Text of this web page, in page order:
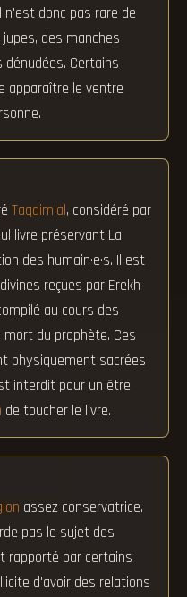
donc pas rare de
des manches
Certains
apparaître le ventre
Taqdim'al, considéré par
livre préservant La
des humain·e·s. Il est
reçues par Erekh
au cours des
du prophète. Ces
physiquement sacrées
interdit pour un être
de toucher le livre.
assez conservatrice.
pas le sujet des
rapporté par certains
d'avoir des relations